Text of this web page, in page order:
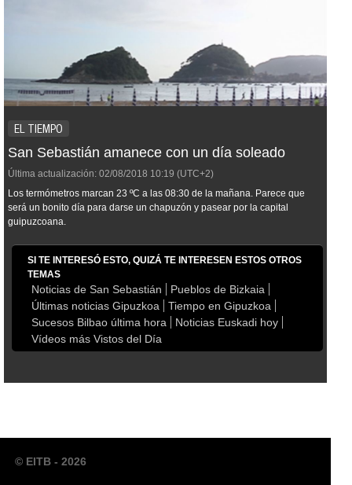
EL TIEMPO
San Sebastián amanece con un día soleado
Última actualización: 02/08/2018 10:19 (UTC+2)
Los termómetros marcan 23 ºC a las 08:30 de la mañana. Parece que
será un bonito día para darse un chapuzón y pasear por la capital
guipuzcoana.
SI TE INTERESÓ ESTO, QUIZÁ TE INTERESEN ESTOS OTROS
TEMAS
Noticias de San Sebastián
Pueblos de Bizkaia
Últimas noticias Gipuzkoa
Tiempo en Gipuzkoa
Sucesos Bilbao última hora
Noticias Euskadi hoy
Vídeos más Vistos del Día
© EITB - 2026